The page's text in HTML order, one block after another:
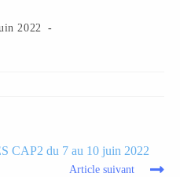
2022
CAP2 du 7 au 10 juin 2022
Article suivant